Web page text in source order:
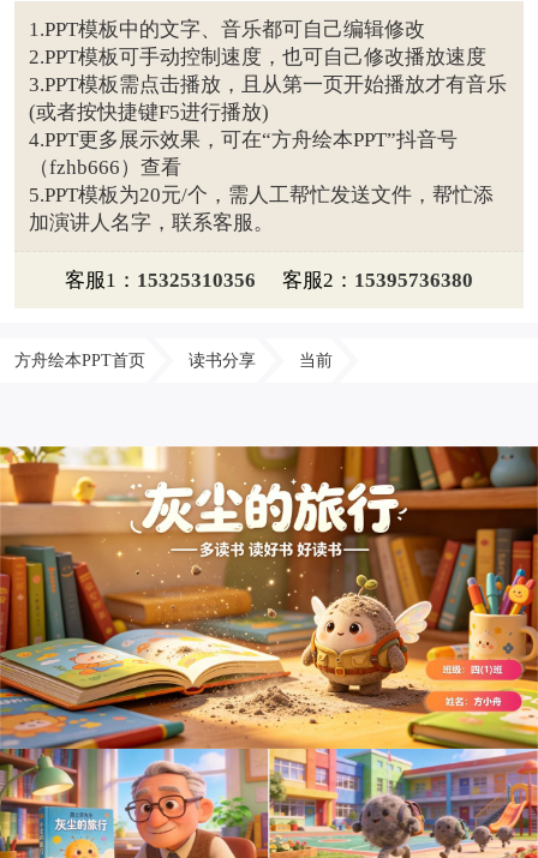
1.PPT模板中的文字、音乐都可自己编辑修改
2.PPT模板可手动控制速度，也可自己修改播放速度
3.PPT模板需点击播放，且从第一页开始播放才有音乐
(或者按快捷键F5进行播放)
4.PPT更多展示效果，可在“方舟绘本PPT”抖音号
（fzhb666）查看
5.PPT模板为20元/个，需人工帮忙发送文件，帮忙添
加演讲人名字，联系客服。
客服1： 15325310356 客服2： 15395736380
方舟绘本PPT首页 读书分享 当前